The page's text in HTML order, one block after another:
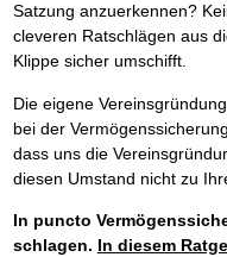
Satzung anzuerkennen?
cleveren Ratschlägen aus
Klippe sicher umschifft.
Die eigene
bei der
dass uns die
diesen Umstand nicht zu
In puncto
schlagen. In diesem